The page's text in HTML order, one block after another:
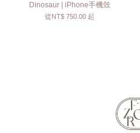
Dinosaur | iPhone手機殼
從NT$ 750.00 起